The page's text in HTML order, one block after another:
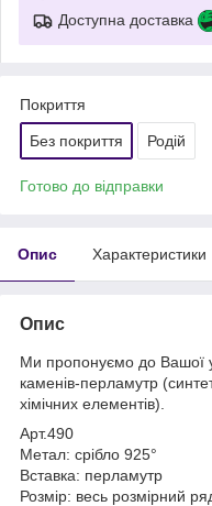
Доступна доставка
Покриття
Без покриття Родій
Готово до відправки
Опис Характеристики
Опис
Ми пропонуємо до Вашої
каменів-перламутр
хімічних елементів).
Арт.490
Метал: срібло 925°
Вставка: перламутр
Розмір: весь розмірний